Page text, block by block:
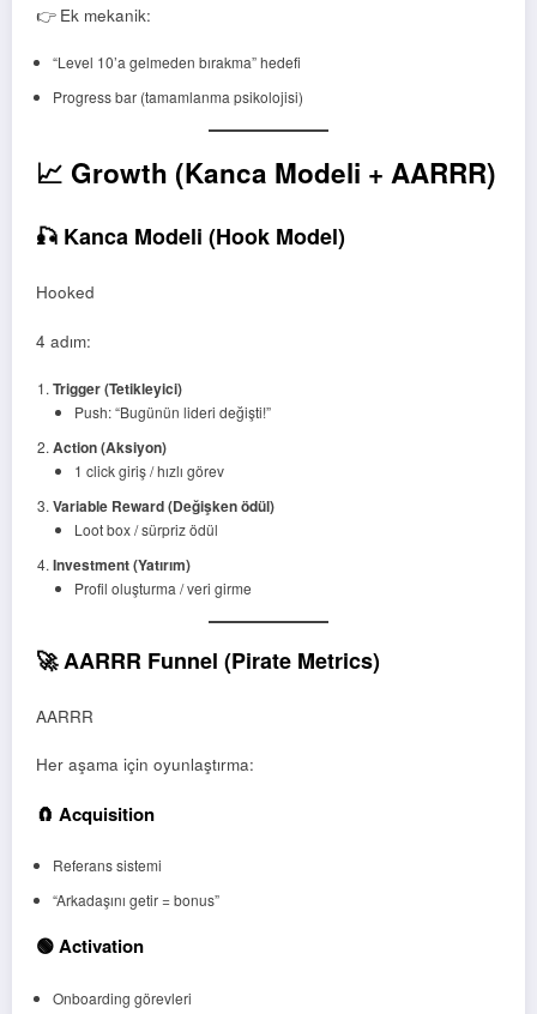
👉 Ek mekanik:
“Level 10’a gelmeden bırakma” hedefi
Progress bar (tamamlanma psikolojisi)
📈 Growth (Kanca Modeli + AARRR)
🎣 Kanca Modeli (Hook Model)
Hooked
4 adım:
Trigger (Tetikleyici)
Push: “Bugünün lideri değişti!”
Action (Aksiyon)
1 click giriş / hızlı görev
Variable Reward (Değişken ödül)
Loot box / sürpriz ödül
Investment (Yatırım)
Profil oluşturma / veri girme
🚀 AARRR Funnel (Pirate Metrics)
AARRR
Her aşama için oyunlaştırma:
🧲 Acquisition
Referans sistemi
“Arkadaşını getir = bonus”
🟢 Activation
Onboarding görevleri